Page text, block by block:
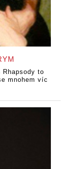
Rhapsody to
mnohem víc